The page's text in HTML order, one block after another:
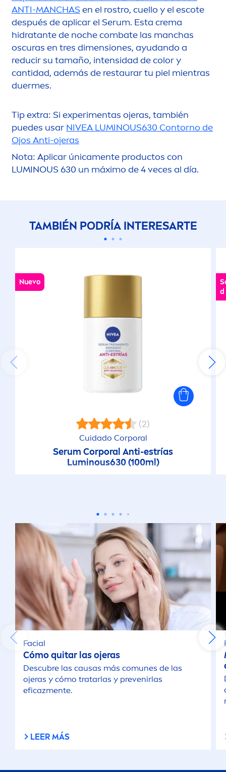
ANTI-MANCHAS en el rostro, cuello y el escote
después de aplicar el Serum. Esta crema
hidratante de noche combate las manchas
oscuras en tres dimensiones, ayudando a
reducir su tamaño, intensidad decolory
cantidad, además de restaurar tu piel mientras
duermes.
Tip extra: Si experimentas ojeras, también
puedes usar NIVEA LUMINOUS630 Contorno de
Ojos Anti-ojeras
Nota: Aplicar únicamente productos con
LUMINOUS 630 un máximo de 4 veces al día.
TAMBIÉN PODRÍA INTERESARTE
Nuevo
(2)
Cuidado Corporal
Serum Corporal Anti-estrías
Luminous630 (100ml)
d
Facial
Cómo quitar las ojeras
Descubre las causas más comunes de las
ojeras y cómo tratarlas y prevenirlas
eficazmente.
LEER MÁS